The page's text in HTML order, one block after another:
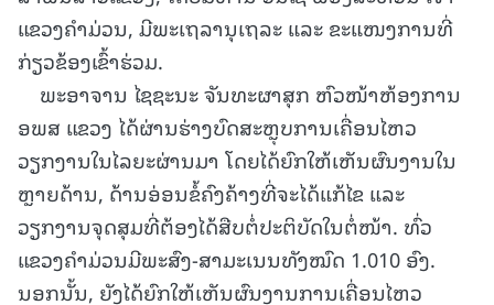
ແຂວງຄຳມ່ວນ, ມີພະເຖລານຸເຖລະ ແລະ ຂະແໜງການທີ່
ກ່ຽວຂ້ອງເຂົ້າຮ່ວມ.
ພະອາຈານ ໄຊຊະນະ ຈັນທະຜາສຸກ ຫົວໜ້າຫ້ອງການ
ອພສ ແຂວງ ໄດ້ຜ່ານຮ່າງບົດສະຫຼຸບການເຄື່ອນໄຫວ
ວຽກງານໃນໄລຍະຜ່ານມາ ໂດຍໄດ້ຍົກໃຫ້ເຫັນຜົນງານໃນ
ຫຼາຍດ້ານ, ດ້ານອ່ອນຂໍ້ຄົງຄ້າງທີ່ຈະໄດ້ແກ້ໄຂ ແລະ
ວຽກງານຈຸດສຸມທີ່ຕ້ອງໄດ້ສືບຕໍ່ປະຕິບັດໃນຕໍ່ໜ້າ. ທົ່ວ
ແຂວງຄໍາມ່ວນມີພະສົງ-ສາມະເນນທັງໝົດ 1.010 ອົງ.
ນອກນັ້ນ, ຍັງໄດ້ຍົກໃຫ້ເຫັນຜົນງານການເຄື່ອນໄຫວ